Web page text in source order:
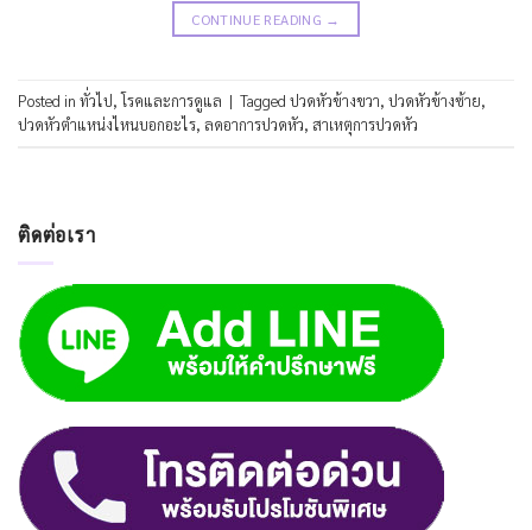
CONTINUE READING →
Posted in ทั่วไป,โรคและการดูแล | Tagged ปวดหัวข้างขวา, ปวดหัวข้างซ้าย,
ปวดหัวตำแหน่งไหนบอกอะไร, ลดอาการปวดหัว, สาเหตุการปวดหัว
ติดต่อเรา